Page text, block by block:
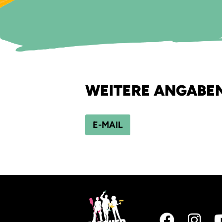
WEITERE
E-MAIL